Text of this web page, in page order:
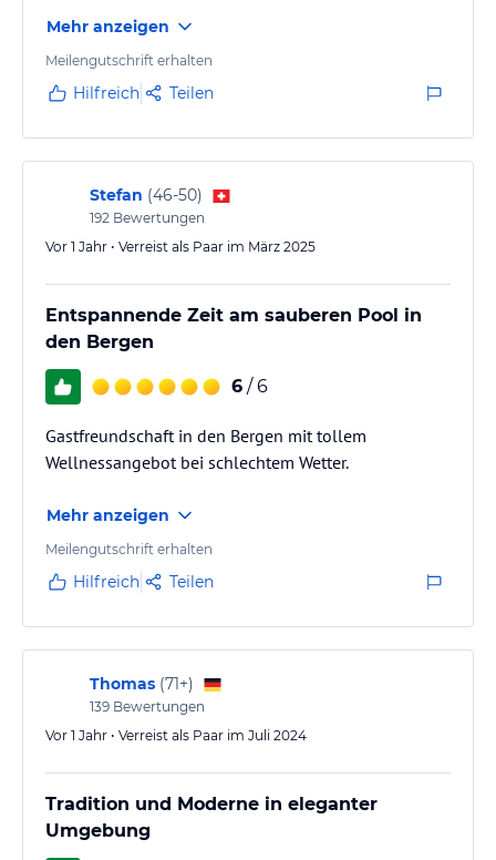
Hoteliers-/Veranstalter-/Kataloginformationen. Alle Angaben
ohne Gewähr und ohne Prüfung durch HolidayCheck. Bitte
lies vor der Buchung die verbindlichen
jeweiligen Veranstalters.
Mehr anzeigen
Meilengutschrift erhalten
Hilfreich Teilen
Stefan (46-50)
192 Bewertungen
Vor 1 Jahr • Verreist als Paar im März 2025
Entspannende Zeit am sauberen Pool in
den Bergen
6 / 6
Gastfreundschaft in den Bergen mit tollem
Wellnessangebot bei schlechtem Wetter.
Mehr anzeigen
Meilengutschrift erhalten
Hilfreich Teilen
Thomas (71+)
139 Bewertungen
Vor 1 Jahr • Verreist als Paar im Juli 2024
Tradition und Moderne in eleganter
Umgebung